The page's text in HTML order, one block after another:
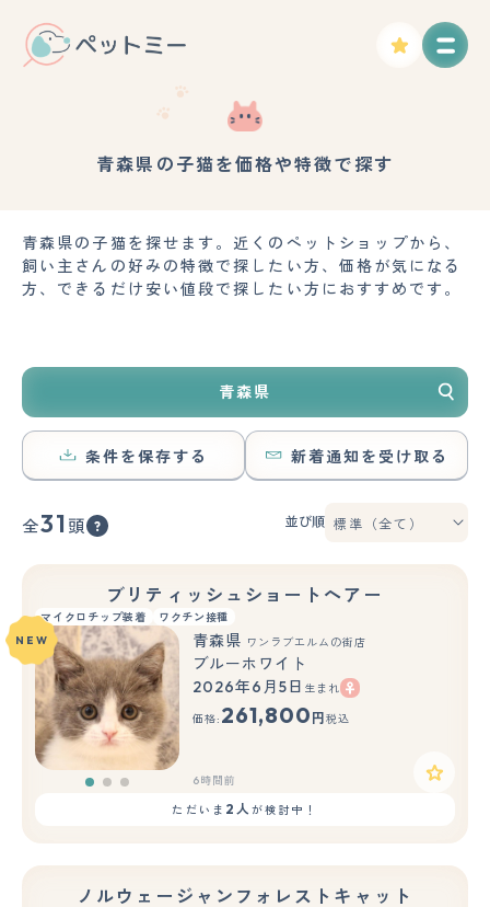
青森県の子猫を価格や特徴で探す
青森県の子猫を探せます。近くのペットショップから、
飼い主さんの好みの特徴で探したい方、価格が気になる
方、できるだけ安い値段で探したい方におすすめです。
青森県
条件を保存する 新着通知を受け取る
全31 頭 並び順
ブリティッシュショートヘアー
マイクロチップ装着 ワクチン接種
もっと見る
NEW 青森県 ワンラブエルムの街店
ブルーホワイト
2026年6月5日 生まれ
価格: 261,800 円 税込
6時間前
ただいま 2人が検討中！
ノルウェージャンフォレストキャット